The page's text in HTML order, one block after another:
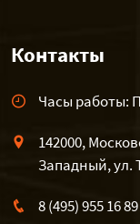
Контакты
Часы работы:
142000,
Западный, ул.
8 (495) 955 16 89